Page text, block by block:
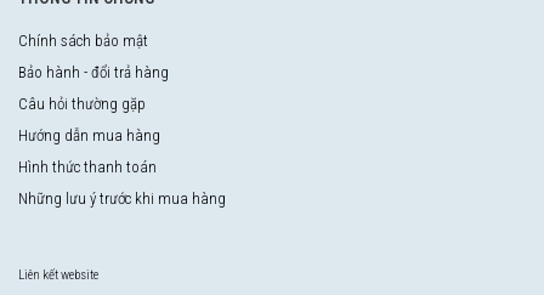
Chính sách bảo mật
Bảo hành - đổi trả hàng
Câu hỏi thường gặp
Hướng dẫn mua hàng
Hình thức thanh toán
Những lưu ý trước khi mua hàng
Liên kết website